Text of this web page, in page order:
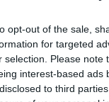
opt-out of the sale,
for targeted
selection. Please
interest-based ads
to third
a
jutott